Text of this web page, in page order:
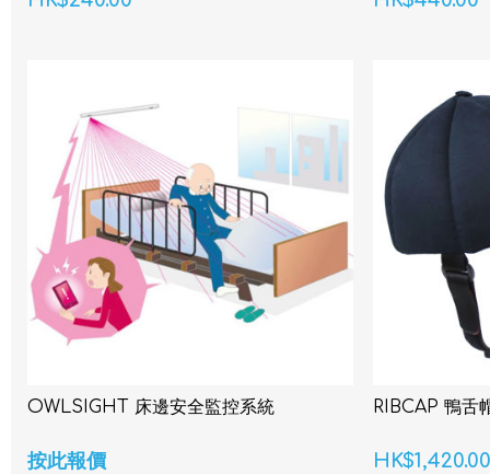
OWLSIGHT 床邊安全監控系統
按此報價
RIBCAP 鴨舌